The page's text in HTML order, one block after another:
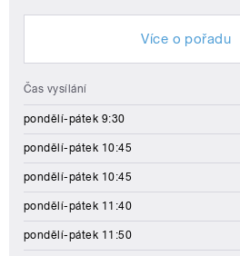
Více o pořadu
Čas vysílání
pondělí-pátek 9:30
pondělí-pátek 10:45
pondělí-pátek 10:45
pondělí-pátek 11:40
pondělí-pátek 11:50